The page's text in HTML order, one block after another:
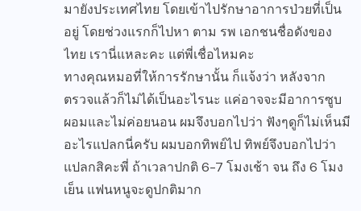
มายังประเทศไทย โดยเข้าไปรักษาอาการป่วยที่เป็น
อยู่ โดยช่วงแรกก็ไปหา ตาม รพ เอกชนชื่อดังของ
ไทย เรานี่แหละคะ แต่พี่เชื่อไหมคะ
ทางคุณหมอที่ให้การรักษานั้น ก็แจ้งว่า หลังจาก
ตรวจแล้วก็ไม่ได้เป็นอะไรนะ แค่อาจจะมีอาการซูบ
ผอมและไม่ค่อยนอน ผมจึงบอกไปว่า ฟังๆดูก็ไม่เห็นมี
อะไรแปลกนี่ครับ ผมบอกทิพย์ไป ทิพย์จึงบอกไปว่า
แปลกสิคะพี่ ถ้าเวลาปกติ 6-7 โมงเช้า จน ถึง 6 โมง
เย็น แฟนหนูจะดูปกติมาก